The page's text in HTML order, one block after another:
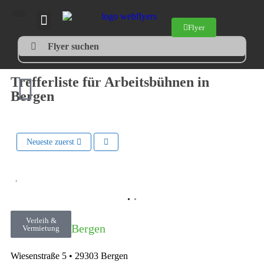
Flyer
Flyer suchen
Trefferliste für Arbeitsbühnen in
Bergen
Neueste zuerst
Verleih &
Vermietung
Kranservice Bergen
Wiesenstraße 5 • 29303 Bergen